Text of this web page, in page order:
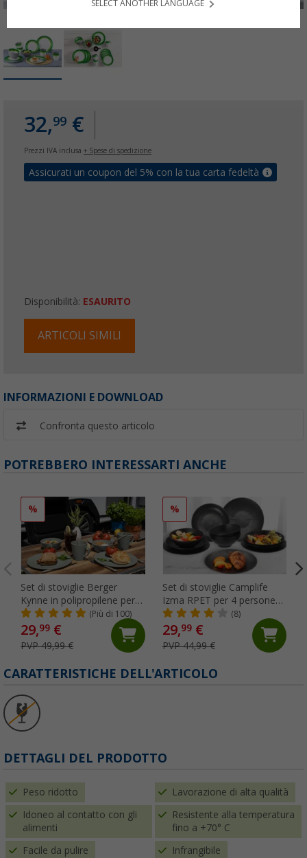
32,99 €
Prezzi IVA inclusa + Spese di spedizione
Assicurati un coupon del 5% con la tua carta fedeltà
Disponibilità: ESAURITO
ARTICOLI SIMILI
INFORMAZIONI E DOWNLOAD
Confronta questo articolo
POTREBBERO INTERESSARTI ANCHE
%
Set di stoviglie Berger
Kynne in polipropilene per 4
persone 16 pezzi grigio
(Più di 100)
29,99 €
PVP 49,99 €
%
Set di stoviglie Camplife
Izma RPET per 4 persone
12 pezzi nero
(8)
29,99€
PVP 44,99 €
CARATTERISTICHE DELL'ARTICOLO
DETTAGLI DEL PRODOTTO
Peso ridotto Lavorazione di alta qualità
Idoneo al contatto con gli
alimenti
Resistente alla temperatura
fino a +70° C
Facile da pulire Infrangibile
SELECT ANOTHER LANGUAGE